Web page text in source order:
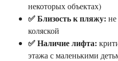
некоторых объектах)
✅ Близость к пляжу:
коляской
✅ Наличие лифта:
этажа с маленькими